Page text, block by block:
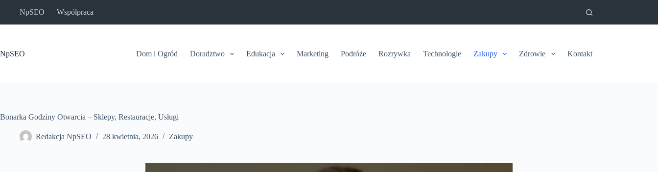
NpSEO Współpraca
NpSEO Dom i Ogród Doradztwo Edukacja Marketing Podróże Rozrywka Technologie Zakupy Zdrowie Kontakt
Bonarka Godziny Otwarcia – Sklepy, Restauracje, Usługi
Redakcja NpSEO 28 kwietnia, 2026 Zakupy